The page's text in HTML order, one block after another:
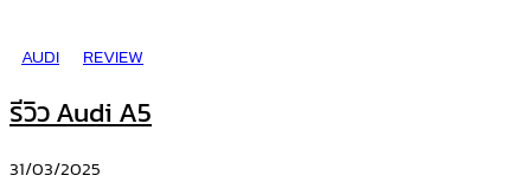
AUDI REVIEW
รีวิว Audi A5
31/03/2025